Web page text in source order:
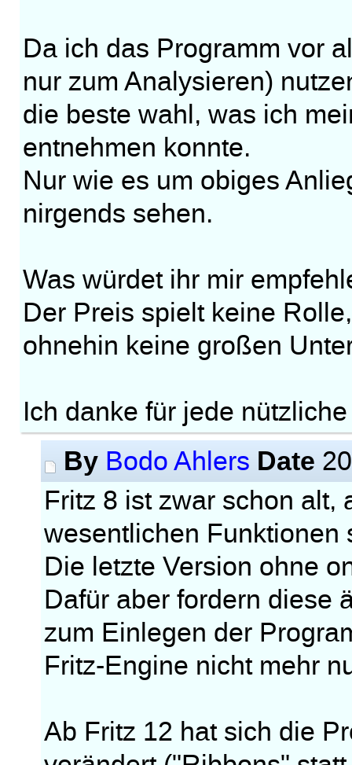
Da ich das Programm vor
nur zum Analysieren)
die beste wahl, was ich
entnehmen konnte.
Nur wie es um obiges
nirgends sehen.
Was würdet ihr mir
Der Preis spielt keine
ohnehin keine großen
Ich danke für jede
By Bodo Ahlers Date
Fritz 8 ist zwar schon alt,
wesentlichen Funktionen
Die letzte Version ohne
Dafür aber fordern diese
zum Einlegen der
Fritz-Engine nicht mehr
Ab Fritz 12 hat sich die